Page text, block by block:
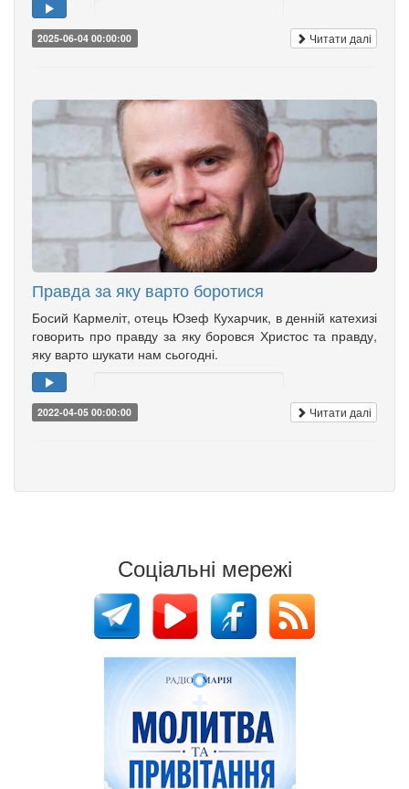
2025-06-04 00:00:00 Читати далі
Правда за яку варто боротися
Босий Кармеліт, отець Юзеф Кухарчик, в денній катехизі
говорить про правду за яку боровся Христос та правду,
яку варто шукати нам сьогодні.
2022-04-05 00:00:00 Читати далі
Соціальні мережі